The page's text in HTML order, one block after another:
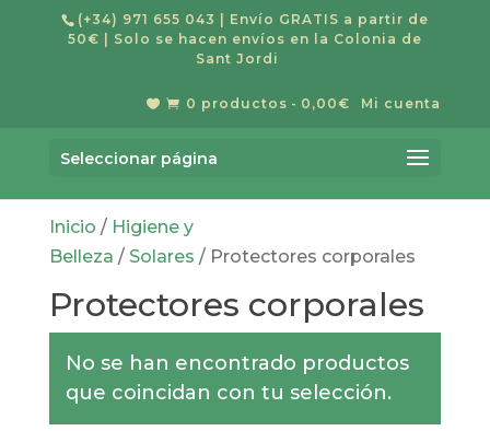
(+34) 971 655 043
| Envío GRATIS a partir de
50€ | Solo se hacen envíos en la Colonia de
Sant Jordi
Mi cuenta
  0 productos 0,00€
Seleccionar página
Búsqueda
Inicio / Higiene y
Belleza / Solares / Protectores corporales
Protectores corporales
No se han encontrado productos
que coincidan con tu selección.